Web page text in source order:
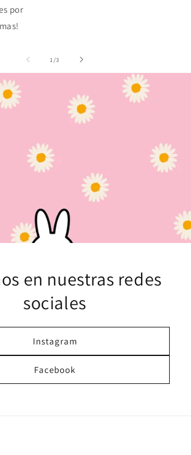
por
1/de
3
en nuestras redes
sociales
Instagram
Facebook